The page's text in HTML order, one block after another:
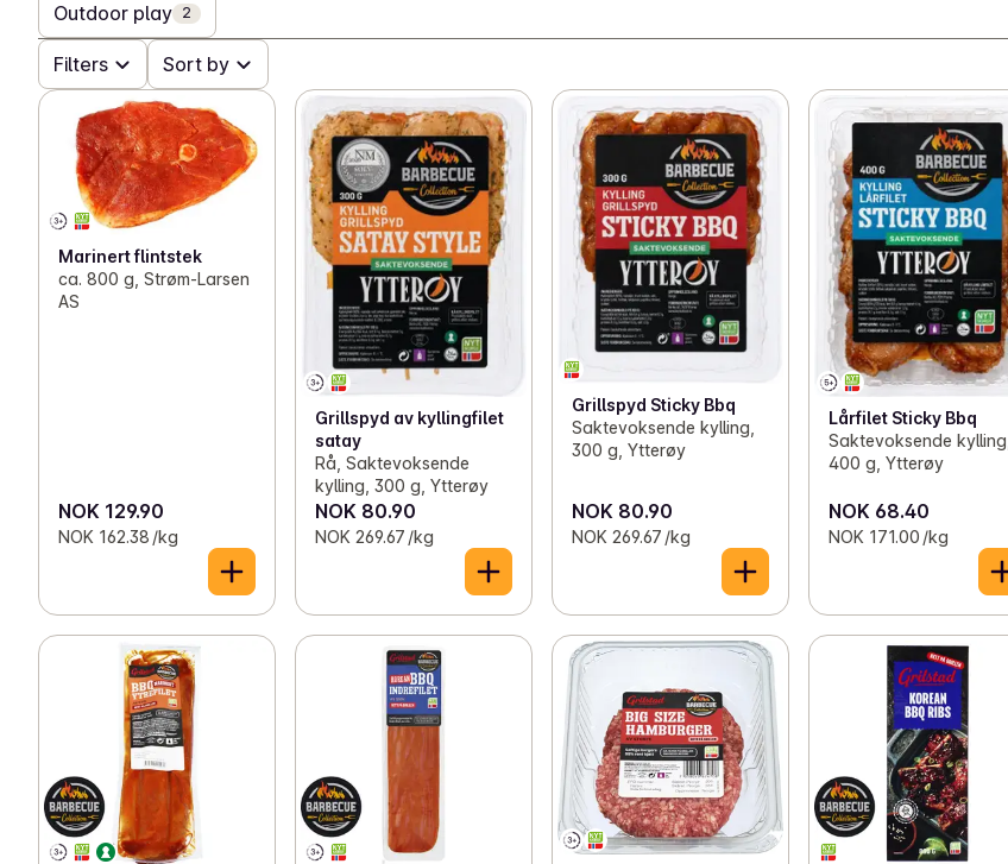
Outdoor play 2
Filters Sort by
Marinert flintstek
ca. 800 g, Strøm-Larsen
AS
NOK 129.90
NOK 162.38 /kg
Grillspyd av kyllingfilet
satay
Rå, Saktevoksende
kylling, 300 g, Ytterøy
NOK 80.90
NOK 269.67 /kg
Grillspyd Sticky Bbq
Saktevoksende kylling,
300 g, Ytterøy
NOK 80.90
NOK 269.67 /kg
Lårfilet Sticky Bbq
Saktevoksende kylling,
400 g, Ytterøy
NOK 68.40
NOK 171.00 /kg